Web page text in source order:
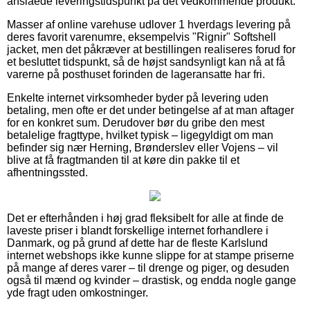
Masser af online varehuse udlover 1 hverdags levering på
deres favorit varenumre, eksempelvis "Rignir" Softshell
jacket, men det påkræver at bestillingen realiseres forud for
et besluttet tidspunkt, så de højst sandsynligt kan nå at få
varerne på posthuset forinden de lageransatte har fri.
Enkelte internet virksomheder byder på levering uden
betaling, men ofte er det under betingelse af at man aftager
for en konkret sum. Derudover bør du gribe den mest
betalelige fragttype, hvilket typisk – ligegyldigt om man
befinder sig nær Herning, Brønderslev eller Vojens – vil
blive at få fragtmanden til at køre din pakke til et
afhentningssted.
Det er efterhånden i høj grad fleksibelt for alle at finde de
laveste priser i blandt forskellige internet forhandlere i
Danmark, og på grund af dette har de fleste Karlslund
internet webshops ikke kunne slippe for at stampe priserne
på mange af deres varer – til drenge og piger, og desuden
også til mænd og kvinder – drastisk, og endda nogle gange
yde fragt uden omkostninger.